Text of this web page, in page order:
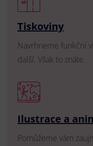
Tiskoviny
Navrhneme funkční
další. Však to znáte.
Ilustrace a
Pomůžeme vám